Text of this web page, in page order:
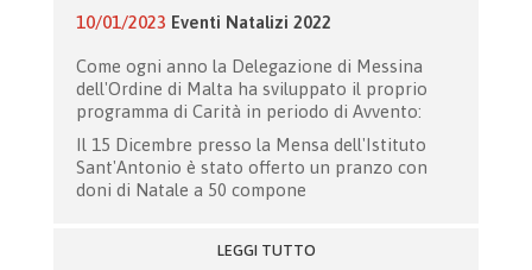
10/01/2023 Eventi Natalizi 2022
Come ogni anno la Delegazione di Messina
dell'Ordine di Malta ha sviluppato il proprio
programma di Carità in periodo di Avvento:
Il 15 Dicembre presso la Mensa dell'Istituto
Sant'Antonio è stato offerto un pranzo con
doni di Natale a 50 compone
LEGGI TUTTO